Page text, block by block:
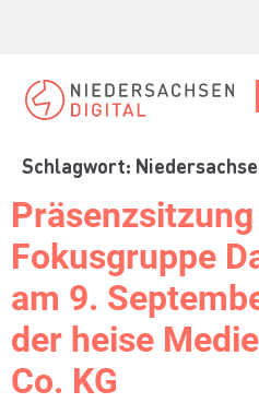
Schlagwort:
Fokusgruppe
am 9.
der heise
Co. KG